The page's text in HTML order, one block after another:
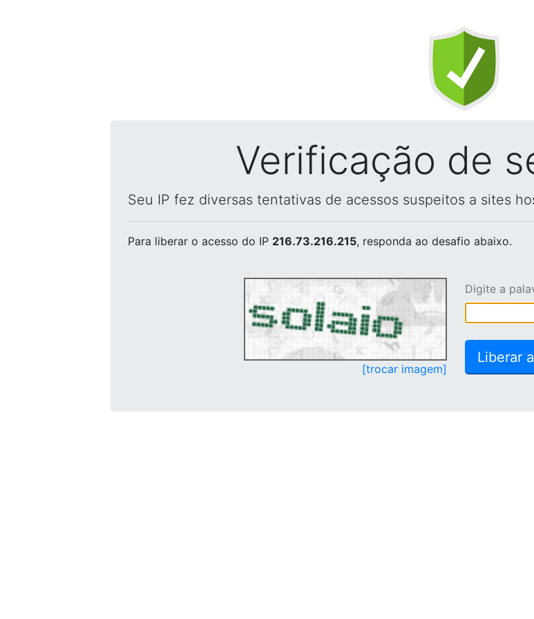
Verificação de
Seu IP fez diversas tentativas de acessos suspeitos a sites
Para liberar o acesso do IP 216.73.216.215, responda ao desafio abaixo.
[trocar imagem]
Digite a